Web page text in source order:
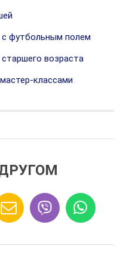
футбольным полем
возраста
классами